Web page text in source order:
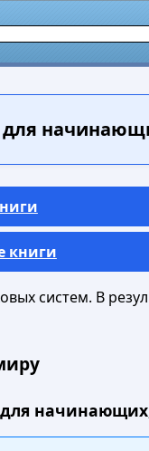
книги
систем. В